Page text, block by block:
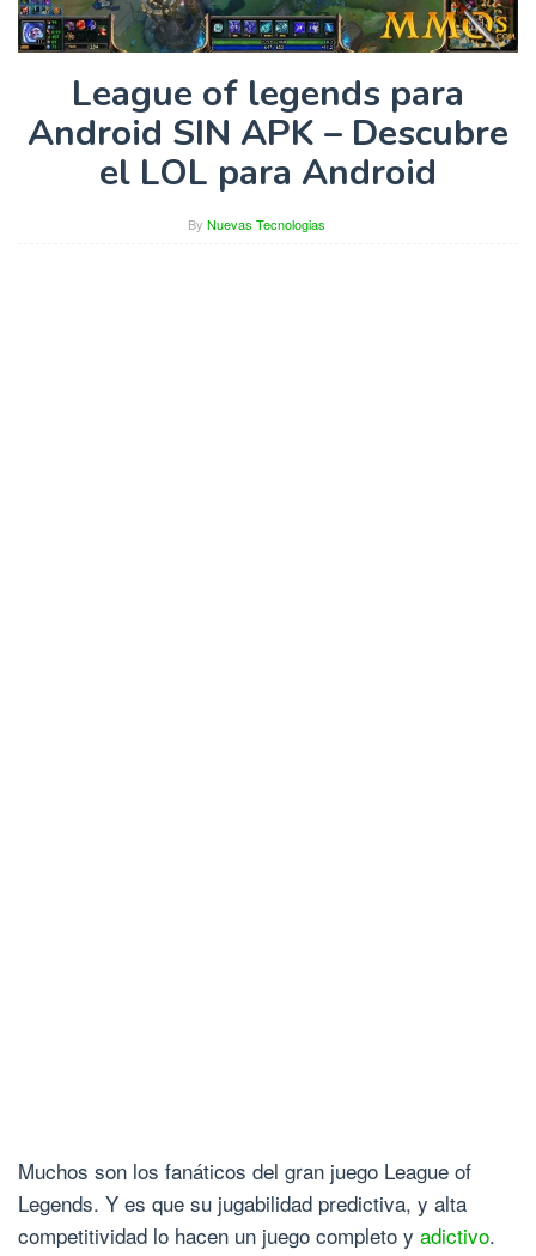
League of legends para
Android SIN APK – Descubre
el LOL para Android
By Nuevas Tecnologias
Muchos son los fanáticos del gran juego League of
Legends. Y es que su jugabilidad predictiva, y alta
competitividad lo hacen un juego completo y adictivo.